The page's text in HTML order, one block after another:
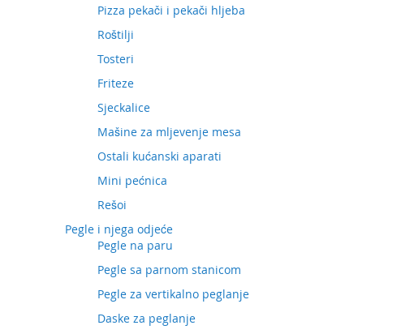
Pizza pekači i pekači hljeba
Roštilji
Tosteri
Friteze
Sjeckalice
Mašine za mljevenje mesa
Ostali kućanski aparati
Mini pećnica
Rešoi
Pegle i njega odjeće
Pegle na paru
Pegle sa parnom stanicom
Pegle za vertikalno peglanje
Daske za peglanje